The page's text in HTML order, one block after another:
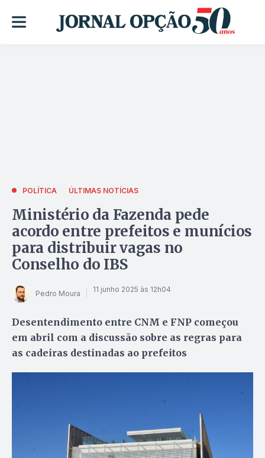
POLÍTICA ÚLTIMAS NOTÍCIAS
Ministério da Fazenda pede
acordo entre prefeitos e munícios
para distribuir vagas no
Conselho do IBS
Pedro Moura 11 junho 2025 às 12h04
Desentendimento entre CNM e FNP começou
em abril com a discussão sobre as regras para
as cadeiras destinadas ao prefeitos